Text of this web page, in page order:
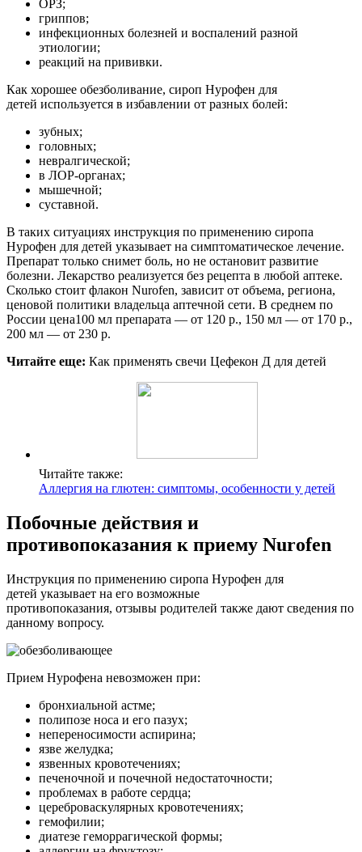
ОРЗ;
гриппов;
инфекционных болезней и воспалений разной
этиологии;
реакций на прививки.
Как хорошее обезболивание, сироп Нурофен для
детей используется в избавлении от разных болей:
зубных;
головных;
невралгической;
в ЛОР-органах;
мышечной;
суставной.
В таких ситуациях инструкция по применению сиропа
Нурофен для детей указывает на симптоматическое лечение.
Препарат только снимет боль, но не остановит развитие
болезни. Лекарство реализуется без рецепта в любой аптеке.
Сколько стоит флакон Nurofen, зависит от объема, региона,
ценовой политики владельца аптечной сети. В среднем по
России цена100 мл препарата — от 120 р., 150 мл — от 170 р.,
200 мл — от 230 р.
Читайте еще: Как применять свечи Цефекон Д для детей
Читайте также:
Аллергия на глютен: симптомы, особенности у детей
Побочные действия и
противопоказания к приему Nurofen
Инструкция по применению сиропа Нурофен для
детей указывает на его возможные
противопоказания, отзывы родителей также дают сведения по
данному вопросу.
Прием Нурофена невозможен при:
бронхиальной астме;
полипозе носа и его пазух;
непереносимости аспирина;
язве желудка;
язвенных кровотечениях;
печеночной и почечной недостаточности;
проблемах в работе сердца;
цереброваскулярных кровотечениях;
гемофилии;
диатезе геморрагической формы;